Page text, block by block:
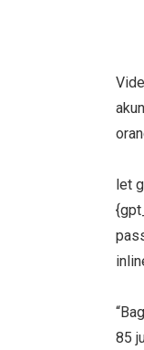
let
85